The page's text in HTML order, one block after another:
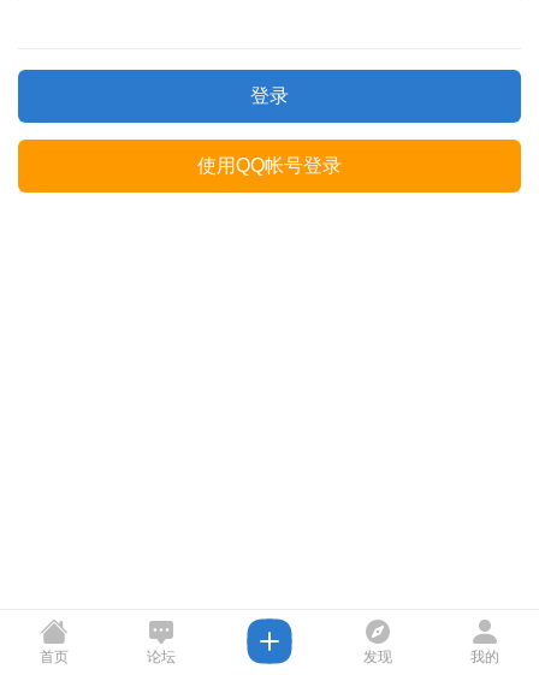
登录
使用QQ帐号登录
首页 论坛 发现 我的